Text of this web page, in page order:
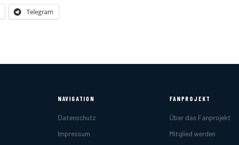
Telegram
NAVIGATION
Datenschutz
Impressum
FANPROJEKT
Über das Fanprojekt
Mitglied werden